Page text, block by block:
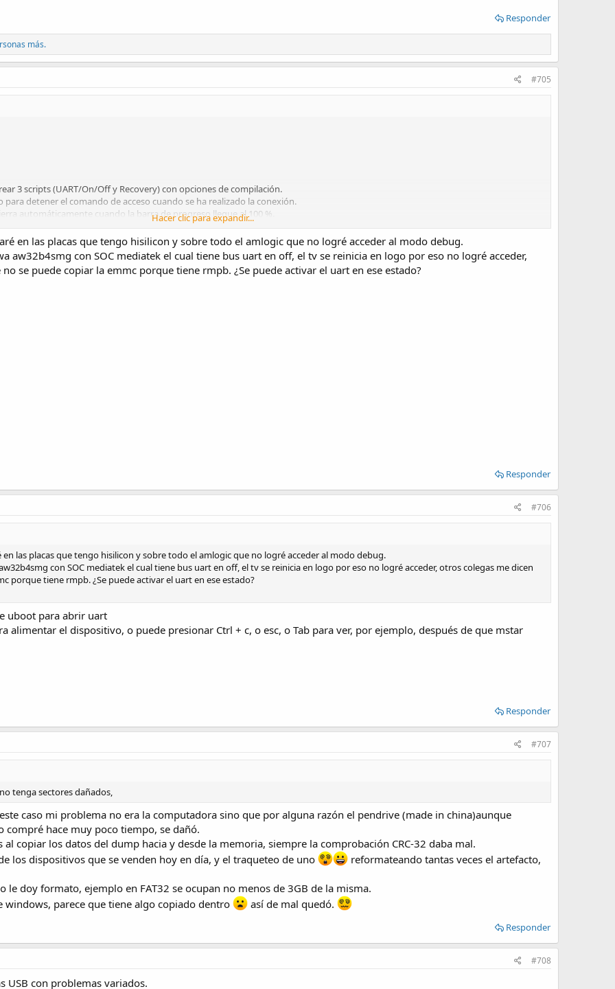
Responder
más.
#705
3 scripts (UART/On/Off y Recovery) con opciones de compilación.
detener el comando de acceso cuando se ha realizado la conexión.
automáticamente cuando la barra de progreso llegue al 100 %.
ahora es más suave el flujo.
de comandos de usuario.
la recepción de datos.
en controles.
Hacer clic para expandir...
en las placas que tengo hisilicon y sobre todo el amlogic que no logré acceder al modo debug.
aw32b4smg con SOC mediatek el cual tiene bus uart en off, el tv se reinicia en logo por eso no logré acceder,
se puede copiar la emmc porque tiene rmpb. ¿Se puede activar el uart en ese estado?
Responder
#706
las placas que tengo hisilicon y sobre todo el amlogic que no logré acceder al modo debug.
con SOC mediatek el cual tiene bus uart en off, el tv se reinicia en logo por eso no logré acceder, otros colegas me dicen
porque tiene rmpb. ¿Se puede activar el uart en ese estado?
uboot para abrir uart
alimentar el dispositivo, o puede presionar Ctrl + c, o esc, o Tab para ver, por ejemplo, después de que mstar
Responder
#707
tenga sectores dañados,
caso mi problema no era la computadora sino que por alguna razón el pendrive (made in china)aunque
compré hace muy poco tiempo, se dañó.
al copiar los datos del dump hacia y desde la memoria, siempre la comprobación CRC-32 daba mal.
los dispositivos que se venden hoy en día, y el traqueteo de uno
reformateando tantas veces el artefacto,
le doy formato, ejemplo en FAT32 se ocupan no menos de 3GB de la misma.
windows, parece que tiene algo copiado dentro
así de mal quedó.
Responder
#708
USB con problemas variados.